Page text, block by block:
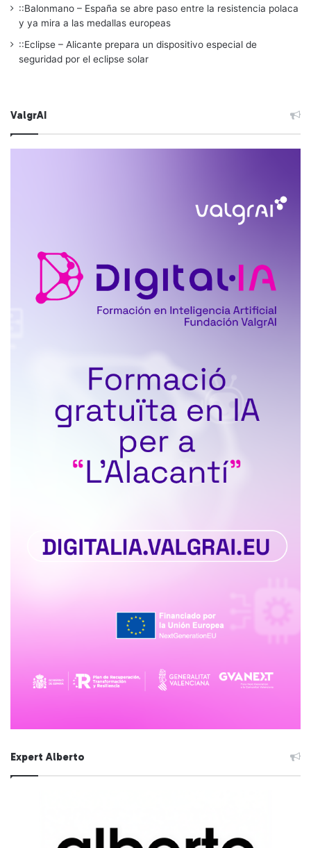
::Balonmano – España se abre paso entre la resistencia polaca
y ya mira a las medallas europeas
::Eclipse – Alicante prepara un dispositivo especial de
seguridad por el eclipse solar
ValgrAI
Expert Alberto